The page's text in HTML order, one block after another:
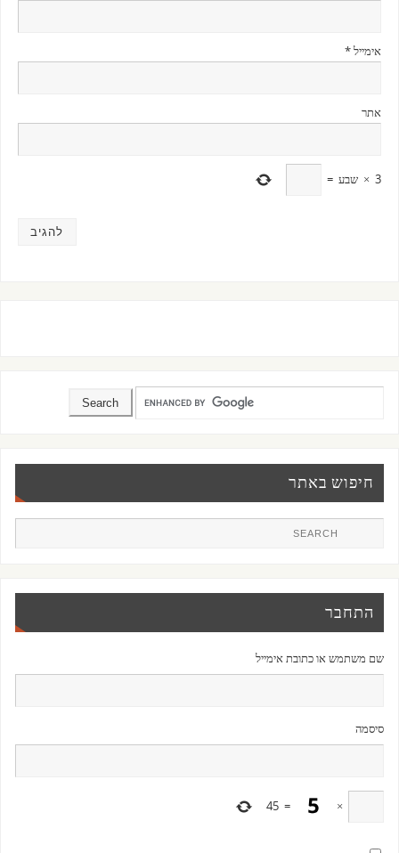
אימייל*
אתר
3
× שבע =
חיפוש באתר
התחבר
שם משתמש או כתובת אימייל
סיסמה
×
=
45